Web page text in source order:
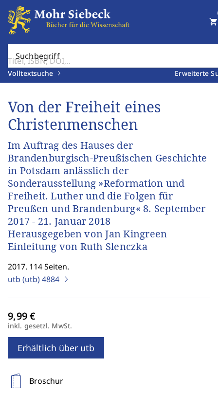
Suchbegriff
Volltextsuche Erweiterte
shopping_cart
Von der Freiheit eines
Christenmenschen
Im Auftrag des Hauses der
Brandenburgisch-Preußischen Geschichte
in Potsdam anlässlich der
Sonderausstellung »Reformation und
Freiheit. Luther und die Folgen für
Preußen und Brandenburg« 8. September
2017 - 21. Januar 2018
Herausgegeben von Jan Kingreen
Einleitung von Ruth Slenczka
2017. 114 Seiten.
utb (utb)4884
inkl. gesetzl. MwSt.
Erhältlich über utb
Broschur